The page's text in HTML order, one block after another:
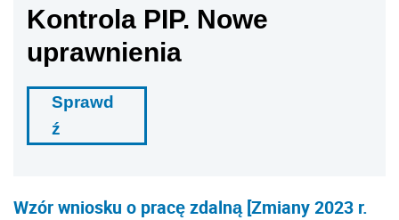
Kontrola PIP. Nowe
uprawnienia
Sprawd
ź
Wzór wniosku o pracę zdalną [Zmiany 2023 r.